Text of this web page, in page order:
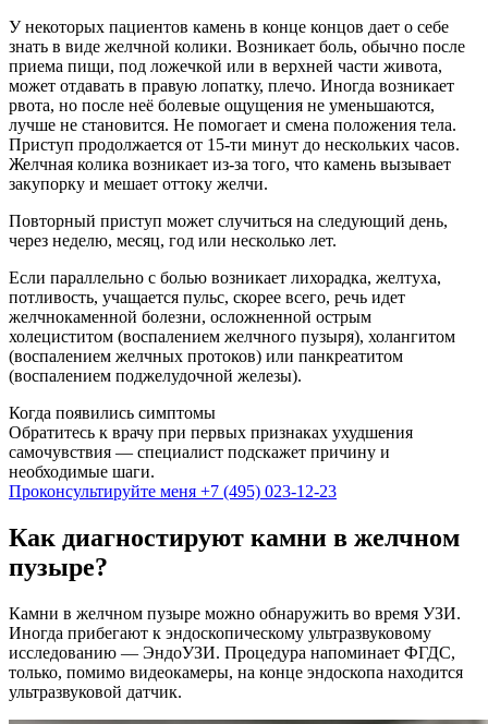
У некоторых пациентов камень в конце концов дает о себе
знать в виде желчной колики. Возникает боль, обычно после
приема пищи, под ложечкой или в верхней части живота,
может отдавать в правую лопатку, плечо. Иногда возникает
рвота, но после неё болевые ощущения не уменьшаются,
лучше не становится. Не помогает и смена положения тела.
Приступ продолжается от 15-ти минут до нескольких часов.
Желчная колика возникает из-за того, что камень вызывает
закупорку и мешает оттоку желчи.
Повторный приступ может случиться на следующий день,
через неделю, месяц, год или несколько лет.
Если параллельно с болью возникает лихорадка, желтуха,
потливость, учащается пульс, скорее всего, речь идет
желчнокаменной болезни, осложненной острым
холециститом (воспалением желчного пузыря), холангитом
(воспалением желчных протоков) или панкреатитом
(воспалением поджелудочной железы).
Когда появились симптомы
Обратитесь к врачу при первых признаках ухудшения
самочувствия — специалист подскажет причину и
необходимые шаги.
Проконсультируйте меня +7 (495) 023-12-23
Как диагностируют камни в желчном
пузыре?
Камни в желчном пузыре можно обнаружить во время УЗИ.
Иногда прибегают к эндоскопическому ультразвуковому
исследованию — ЭндоУЗИ. Процедура напоминает ФГДС,
только, помимо видеокамеры, на конце эндоскопа находится
ультразвуковой датчик.